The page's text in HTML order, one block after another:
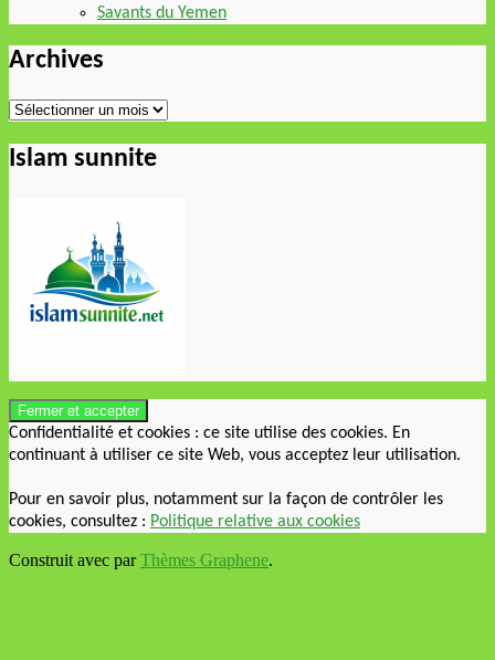
Savants du Yemen
Archives
Archives
Islam sunnite
Confidentialité et cookies : ce site utilise des cookies. En
continuant à utiliser ce site Web, vous acceptez leur utilisation.
Pour en savoir plus, notamment sur la façon de contrôler les
cookies, consultez : Politique relative aux cookies
Construit avec parThèmes Graphene.